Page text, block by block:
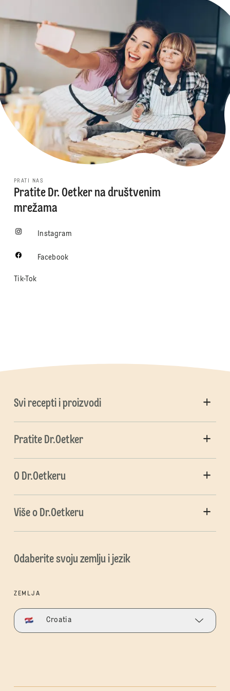
PRATI NAS
Pratite Dr. Oetker na društvenim
mrežama
Instagram
Facebook
Tik-Tok
Svi recepti i proizvodi
Pratite Dr.Oetker
O Dr.Oetkeru
Više o Dr.Oetkeru
Odaberite svoju zemlju i jezik
ZEMLJA
Croatia